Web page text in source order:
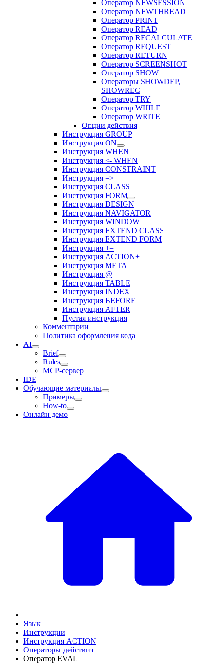
Оператор NEWSESSION
Оператор NEWTHREAD
Оператор PRINT
Оператор READ
Оператор RECALCULATE
Оператор REQUEST
Оператор RETURN
Оператор SCREENSHOT
Оператор SHOW
Операторы SHOWDEP,
SHOWREC
Оператор TRY
Оператор WHILE
Оператор WRITE
Опции действия
Инструкция GROUP
Инструкция ON
Инструкция WHEN
Инструкция <- WHEN
Инструкция CONSTRAINT
Инструкция =>
Инструкция CLASS
Инструкция FORM
Инструкция DESIGN
Инструкция NAVIGATOR
Инструкция WINDOW
Инструкция EXTEND CLASS
Инструкция EXTEND FORM
Инструкция +=
Инструкция ACTION+
Инструкция META
Инструкция @
Инструкция TABLE
Инструкция INDEX
Инструкция BEFORE
Инструкция AFTER
Пустая инструкция
Комментарии
Политика оформления кода
AI
Brief
Rules
MCP-сервер
IDE
Обучающие материалы
Примеры
How-to
Онлайн демо
Язык
Инструкции
Инструкция ACTION
Операторы-действия
Оператор EVAL